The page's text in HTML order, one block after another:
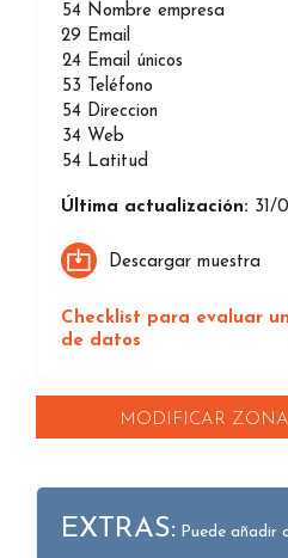
54 Nombre empresa
29 Email
24 Email únicos
53 Teléfono
54 Direccion
34 Web
54 Latitud
Última actualización: 31/
Descargar muestra
Checklist para evaluar
de datos
MODIFICAR
EXTRAS: Puede añadir